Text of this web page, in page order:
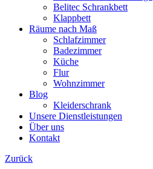
Belitec Schrankbett
Klappbett
Räume nach Maß
Schlafzimmer
Badezimmer
Küche
Flur
Wohnzimmer
Blog
Kleiderschrank
Unsere Dienstleistungen
Über uns
Kontakt
Zurück